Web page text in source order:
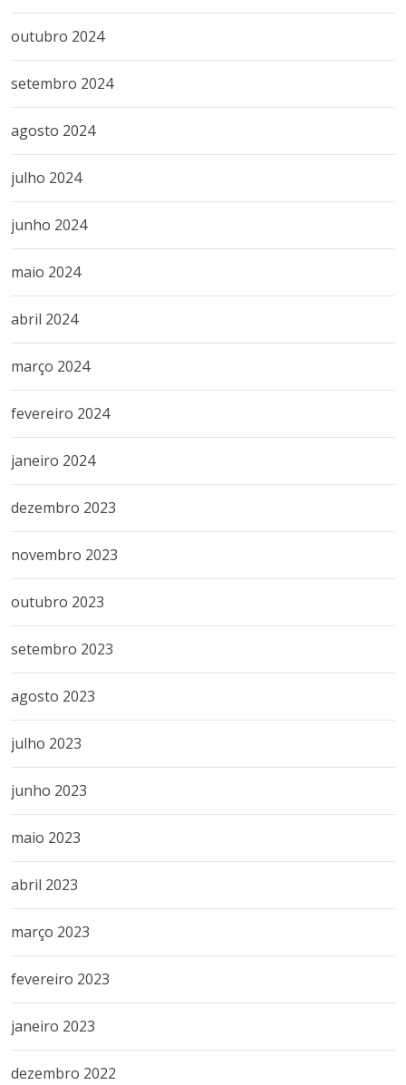
outubro 2024
setembro 2024
agosto 2024
julho 2024
junho 2024
maio 2024
abril 2024
março 2024
fevereiro 2024
janeiro 2024
dezembro 2023
novembro 2023
outubro 2023
setembro 2023
agosto 2023
julho 2023
junho 2023
maio 2023
abril 2023
março 2023
fevereiro 2023
janeiro 2023
dezembro 2022